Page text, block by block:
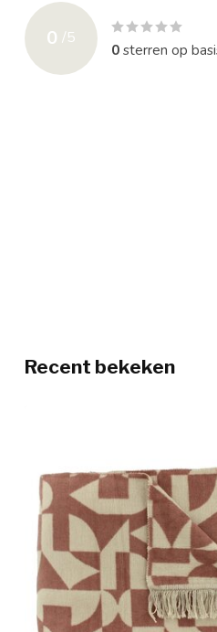
0 /5
0sterren op
Recent bekeken